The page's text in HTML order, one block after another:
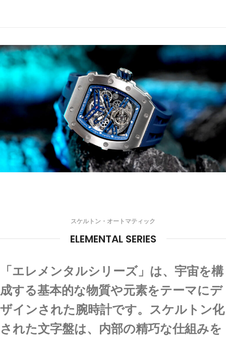
スケルトン・オートマティック
ELEMENTAL SERIES
「エレメンタルシリーズ」は、宇宙を構
成する基本的な物質や元素をテーマにデ
ザインされた腕時計です。スケルトン化
された文字盤は、内部の精巧な仕組みを